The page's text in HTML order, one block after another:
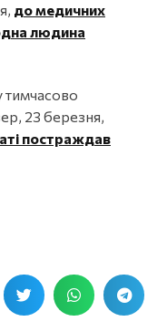
до медичних
людина
тимчасово
23 березня,
постраждав